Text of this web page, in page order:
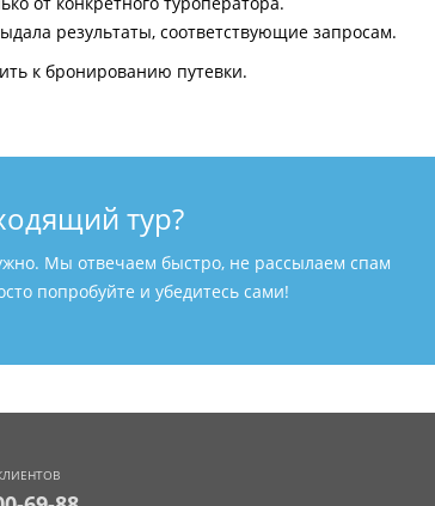
результаты, соответствующие запросам.
к бронированию путевки.
тур?
Мы отвечаем быстро, не рассылаем спам
попробуйте и убедитесь сами!